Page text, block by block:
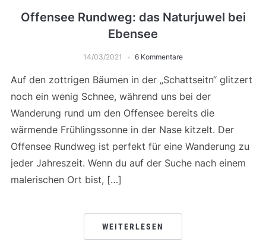
Offensee Rundweg: das Naturjuwel bei
Ebensee
14/03/2021 6 Kommentare
Auf den zottrigen Bäumen in der „Schattseitn“ glitzert
noch ein wenig Schnee, während uns bei der
Wanderung rund um den Offensee bereits die
wärmende Frühlingssonne in der Nase kitzelt. Der
Offensee Rundweg ist perfekt für eine Wanderung zu
jeder Jahreszeit. Wenn du auf der Suche nach einem
malerischen Ort bist, […]
WEITERLESEN